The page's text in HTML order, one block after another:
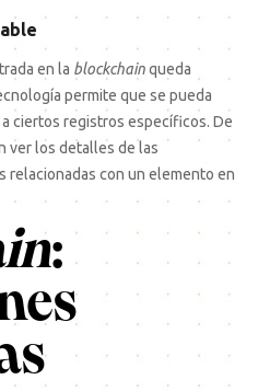
en la blockchainqueda
permite que se pueda
ciertos registros específicos. De
ver los detalles de las
relacionadas con un elemento en
: